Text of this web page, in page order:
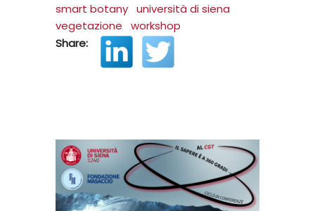
smart botany università di siena
vegetazione
workshop
Share: